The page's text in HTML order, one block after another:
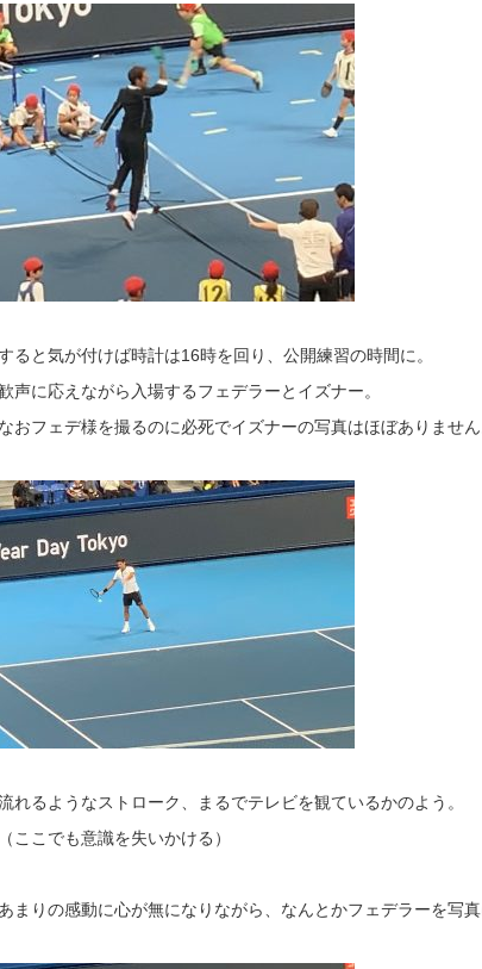
ると気が付けば時計は16時を回り、公開練習の時間に。
声に応えながら入場するフェデラーとイズナー。
なおフェデ様を撮るのに必死でイズナーの写真はほぼありませ
れるようなストローク、まるでテレビを観ているかのよう。
（ここでも意識を失いかける）
あまりの感動に心が無になりながら、なんとかフェデラーを写真